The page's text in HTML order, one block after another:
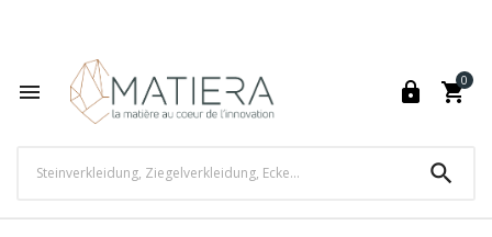
  
0
